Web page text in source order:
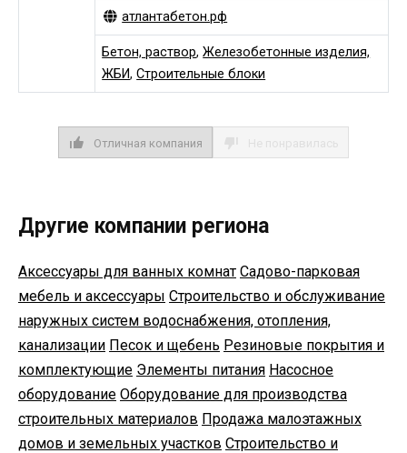
атлантабетон.рф
Бетон, раствор,Железобетонные изделия,
ЖБИ,Строительные блоки
Отличная компания
Другие компании региона
Аксессуары для ванных комнат Садово-парковая
мебель и аксессуары Строительство и обслуживание
наружных систем водоснабжения, отопления,
канализации Песок и щебень Резиновые покрытия и
комплектующие Элементы питания Насосное
оборудование Оборудование для производства
строительных материалов Продажа малоэтажных
домов и земельных участков Строительство и